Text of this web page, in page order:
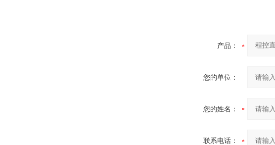
产品：
您的单位：
您的姓名：
联系电话：